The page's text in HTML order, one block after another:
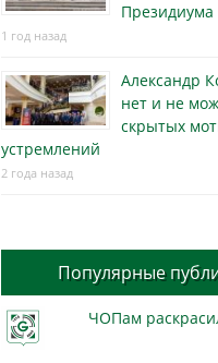
1 год назад
Александр
нет и не
скрытых
устремлений
2 года назад
Популярные
ЧОПам